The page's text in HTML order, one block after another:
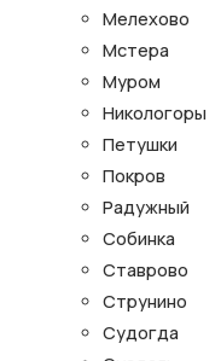
Мелехово
Мстера
Муром
Никологоры
Петушки
Покров
Радужный
Собинка
Ставрово
Струнино
Судогда